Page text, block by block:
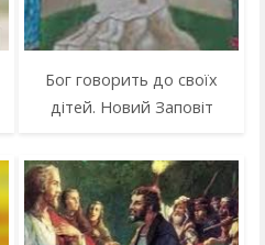
Бог говорить до своїх
дітей. Новий Заповіт